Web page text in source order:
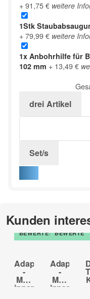
+ 91,75 € weitere
1Stk
+ 79,99 € weitere
1x Anbohrhilfe für
102 mm + 13,49 €
drei Artikel
Set/s
Kunden
TOP
BEWERTET
Adapter
-
M16
innen
TOP
BEWERTET
Adapter
-
M18
innen